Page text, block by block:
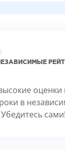
в
сами!